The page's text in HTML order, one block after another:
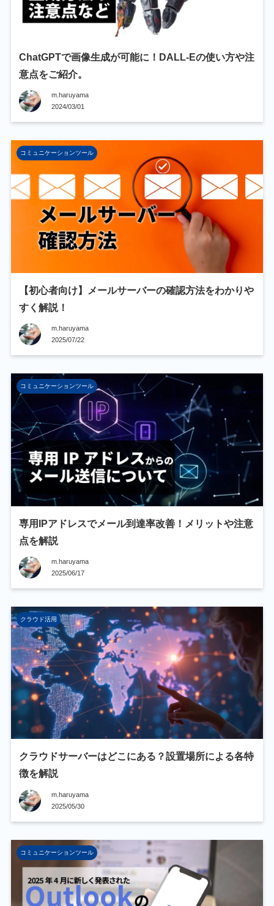
ChatGPTで画像生成が可能に！DALL-Eの使い方や注
意点をご紹介。
m.haruyama
2024/03/01
コミュニケーションツール
【初心者向け】メールサーバーの確認方法をわかりや
すく解説！
m.haruyama
2025/07/22
コミュニケーションツール
専用IPアドレスでメール到達率改善！メリットや注意
点を解説
m.haruyama
2025/06/17
クラウド活用
クラウドサーバーはどこにある？設置場所による各特
徴を解説
m.haruyama
2025/05/30
コミュニケーションツール